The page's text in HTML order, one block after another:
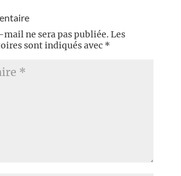
mail ne sera pas publiée. Les
sont indiqués avec *